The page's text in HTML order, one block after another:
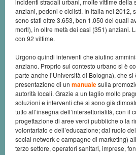
incidenti stradali urbani, molte vittime della
anziani, pedoni e ciclisti. In Italia nel 2012,
sono stati oltre 3.653, ben 1.050 dei quali
morti), in oltre metà dei casi (351) anziani.
con 92 vittime.
Urgono quindi interventi che aiutino
anziano. Proprio sul contesto urbano si è
parte anche l’Università di Bologna), che
presentazione di un manualesulla
autorità locali. Grazie a un taglio molto
soluzioni e interventi che si sono già
tutto all’insegna dell’intersettorialità, con il
progettazione di aree verdi pubbliche o la
volontariato e dell’educazione; dal ruolo
social network e campagne di marketing)
terzo settore, operatori sanitari, imprese,